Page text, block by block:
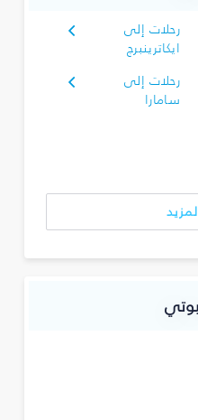
رحلات إلى
ايكاترينبرج
رحلات إلى
سامارا